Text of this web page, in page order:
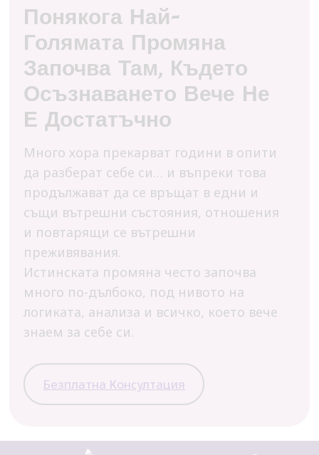
Понякога Най-
Голямата Промяна
Започва Там, Където
Осъзнаването Вече Не
Е Достатъчно
Много хора прекарват години в опити
да разберат себе си… и въпреки това
продължават да се връщат в едни и
същи вътрешни състояния, отношения
и повтарящи се вътрешни
преживявания.
Истинската промяна често започва
много по-дълбоко, под нивото на
логиката, анализа и всичко, което вече
знаем за себе си.
Безплатна Консултация